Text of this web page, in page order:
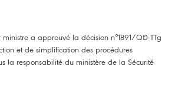
a approuvé la décision n°1891/QĐ-TTg
et de simplification des procédures
la responsabilité du ministère de la Sécurité